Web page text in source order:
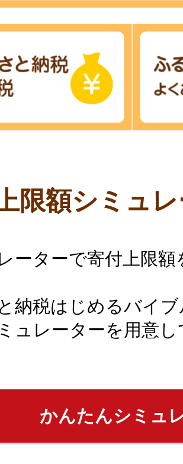
限額シミュ
ーターで寄付上限
納税はじめるバイ
ュレーターを用意
かんたんシミュ